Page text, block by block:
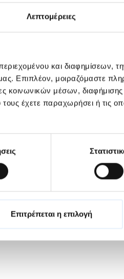
Λεπτομέρειες
και διαφημίσεων,
Επιπλέον, μοιραζόμαστε
κοινωνικών μέσων,
έχετε παραχωρήσει ή τις
Επιτρέπεται η επιλογή
mode. Με φρέσκια γεύση,
όπως τη θέλεις.
γίνεται ακόμα μεγαλύτερη.
περισσότερες στιγμές